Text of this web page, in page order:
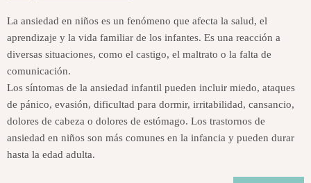
La ansiedad en niños es un fenómeno que afecta la salud, el
aprendizaje y la vida familiar de los infantes. Es una reacción a
diversas situaciones, como el castigo, el maltrato o la falta de
comunicación.
Los síntomas de la ansiedad infantil pueden incluir miedo, ataques
de pánico, evasión, dificultad para dormir, irritabilidad, cansancio,
dolores de cabeza o dolores de estómago. Los trastornos de
ansiedad en niños son más comunes en la infancia y pueden durar
hasta la edad adulta.